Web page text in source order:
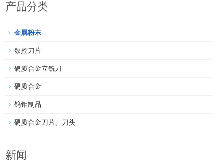
产品分类
金属粉末
数控刀片
硬质合金立铣刀
硬质合金
钨钼制品
硬质合金刀片、刀头
新闻